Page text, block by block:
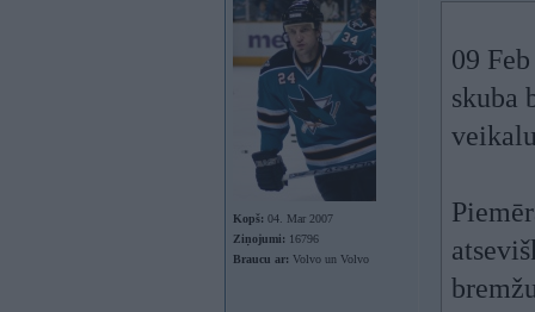
Kopš: 04. Mar 2007
Ziņojumi: 16796
Braucu ar: Volvo un Volvo
09
skuba